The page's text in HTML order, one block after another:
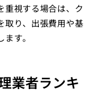
重視する場合は、ク
取り、出張費用や基
す。
業者ランキ